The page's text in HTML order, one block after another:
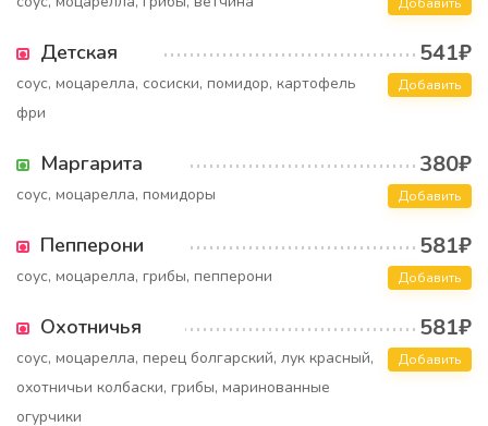
Детская 541₽
соус, моцарелла, сосиски, помидор, картофель
фри
Добавить
Маргарита 380₽
соус, моцарелла, помидоры Добавить
Пепперони 581₽
соус, моцарелла, грибы, пепперони Добавить
Охотничья 581₽
соус, моцарелла, перец болгарский, лук красный,
охотничьи колбаски, грибы, маринованные
огурчики
Добавить